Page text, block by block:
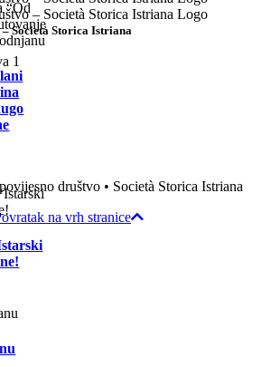
Società Storica Istriana
1
društvo • Società Storica Istriana
na vrh stranice